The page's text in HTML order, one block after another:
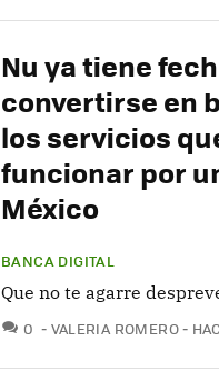
Nu ya tiene
convertirse en
los servicios
funcionar por
México
BANCA DIGITAL
Que no te agarre
0 COMENTARIOS
VALERIA ROMERO